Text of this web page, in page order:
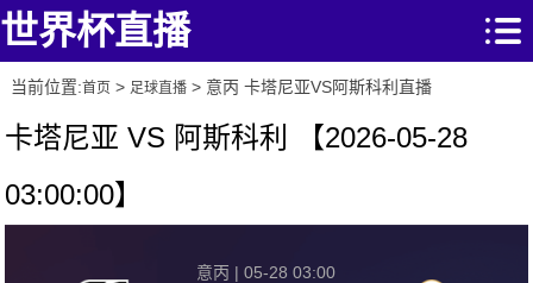
世界杯直播
当前位置:首页> 足球直播> 意丙 卡塔尼亚VS阿斯科利直播
卡塔尼亚 VS 阿斯科利 【2026-05-28
03:00:00】
意丙 | 05-28 03:00